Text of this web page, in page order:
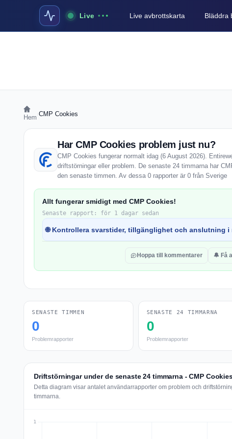
Live Live avbrottskarta Bläddra
Hem CMP Cookies
Har CMP Cookies problem just nu?
CMP Cookies fungerar normalt idag (6 August 2026).
driftstörningar eller problem. De senaste 24 timmarna har
den senaste timmen. Av dessa 0 rapporter är 0 från Sverige
Allt fungerar smidigt med CMP Cookies!
Senaste rapport: för 1 dagar sedan
🌐 Kontrollera svarstider, tillgänglighet och anslutning i
Hoppa till kommentarer 🔔 Få
SENASTE TIMMEN
0
Problemrapporter
SENASTE 24 TIMMARNA
0
Problemrapporter
Driftstörningar under de senaste 24 timmarna - CMP
Detta diagram visar antalet användarrapporter om problem och
timmarna.